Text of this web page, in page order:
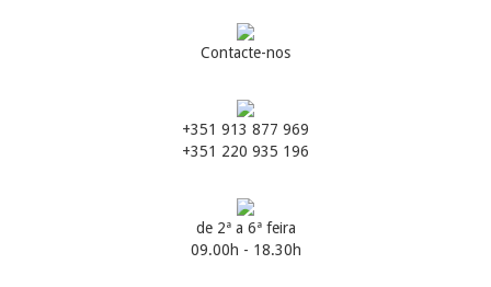
Contacte-nos
+351 913 877 969
+351 220 935 196
de 2ª a 6ª feira
09.00h - 18.30h